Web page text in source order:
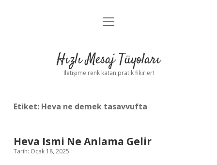
Anasayfa
Yasal Uyarı
menüyü
Hızlı Mesaj Tüyoları
İletişime renk katan pratik fikirler!
Etiket: Heva ne demek tasavvufta
Heva Ismi Ne Anlama Gelir
Tarih: Ocak 18, 2025